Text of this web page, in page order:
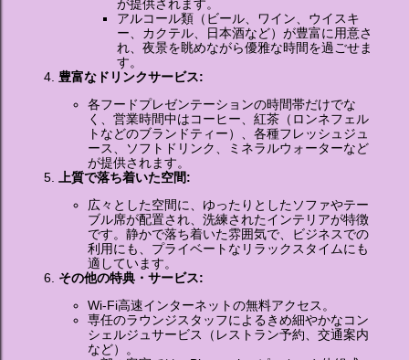
が提供されます。
アルコール類（ビール、ワイン、ウイスキ
ー、カクテル、日本酒など）が豊富に用意さ
れ、夜景を眺めながら優雅な時間を過ごせま
す。
豊富なドリンクサービス:
各フードプレゼンテーションの時間帯だけでな
く、営業時間中はコーヒー、紅茶（ロンネフェル
トなどのブランドティー）、各種フレッシュジュ
ース、ソフトドリンク、ミネラルウォーターなど
が提供されます。
上質で落ち着いた空間:
広々とした空間に、ゆったりとしたソファやテー
ブル席が配置され、洗練されたインテリアが特徴
です。静かで落ち着いた雰囲気で、ビジネスでの
利用にも、プライベートなリラックスタイムにも
適しています。
その他の特典・サービス:
Wi-Fi高速インターネットの無料アクセス。
専任のラウンジスタッフによるきめ細やかなコン
シェルジュサービス（レストラン予約、交通案内
など）。